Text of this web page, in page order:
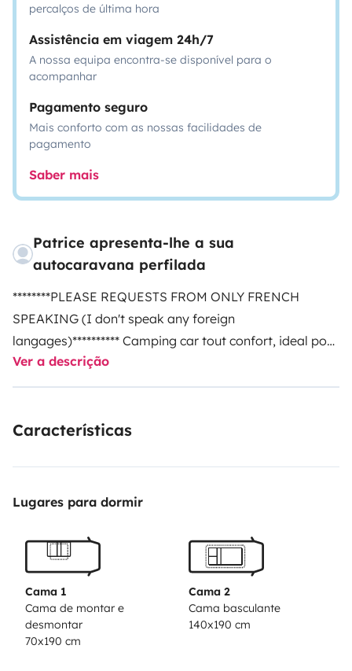
percalços de última hora
Assistência em viagem 24h/7
A nossa equipa encontra-se disponível para o
acompanhar
Pagamento seguro
Mais conforto com as nossas facilidades de
pagamento
Saber mais
Patrice apresenta-lhe a sua
autocaravana perfilada
********PLEASE REQUESTS FROM ONLY FRENCH
SPEAKING (I don't speak any foreign
langages)********** Camping car tout confort, ideal pour
4 personnes pour des vacances de rêve . Camera de
recul et climatisation cabine. Tout le confort nécessaire
séparé,réfrigérateur, congélateur, four gaz. Panneau
Ver a descrição
Características
Lugares para dormir
Cama 1
Cama de montar e
desmontar
70x190 cm
Cama 2
Cama basculante
140x190 cm